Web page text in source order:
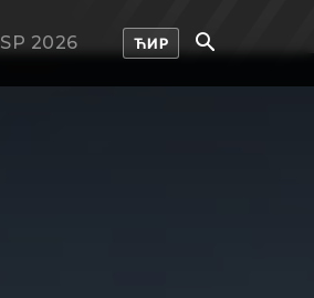
SP 2026